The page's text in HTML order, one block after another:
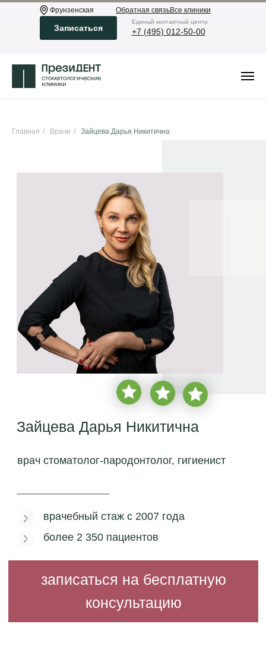
Обратная связьВсе клиники
Eдиный контактный центр
+7 (495) 012-50-00
Фрунзенская
Записаться
Главная / Врачи / Зайцева Дарья Никитична
Зайцева Дарья Никитична
врачебный стаж с2007 года
врач стоматолог-пародонтолог, гигиенист
консультацию